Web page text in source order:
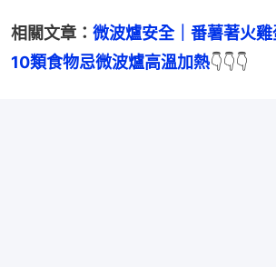
相關文章： 微波爐安全｜番薯著火
10類食物忌微波爐高溫加熱👇👇👇